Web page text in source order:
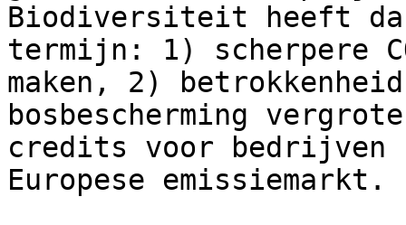
Biodiversiteit heeft
termijn: 1) scherpere
maken, 2)
bosbescherming
credits voor bedrijven
Europese emissiemarkt.